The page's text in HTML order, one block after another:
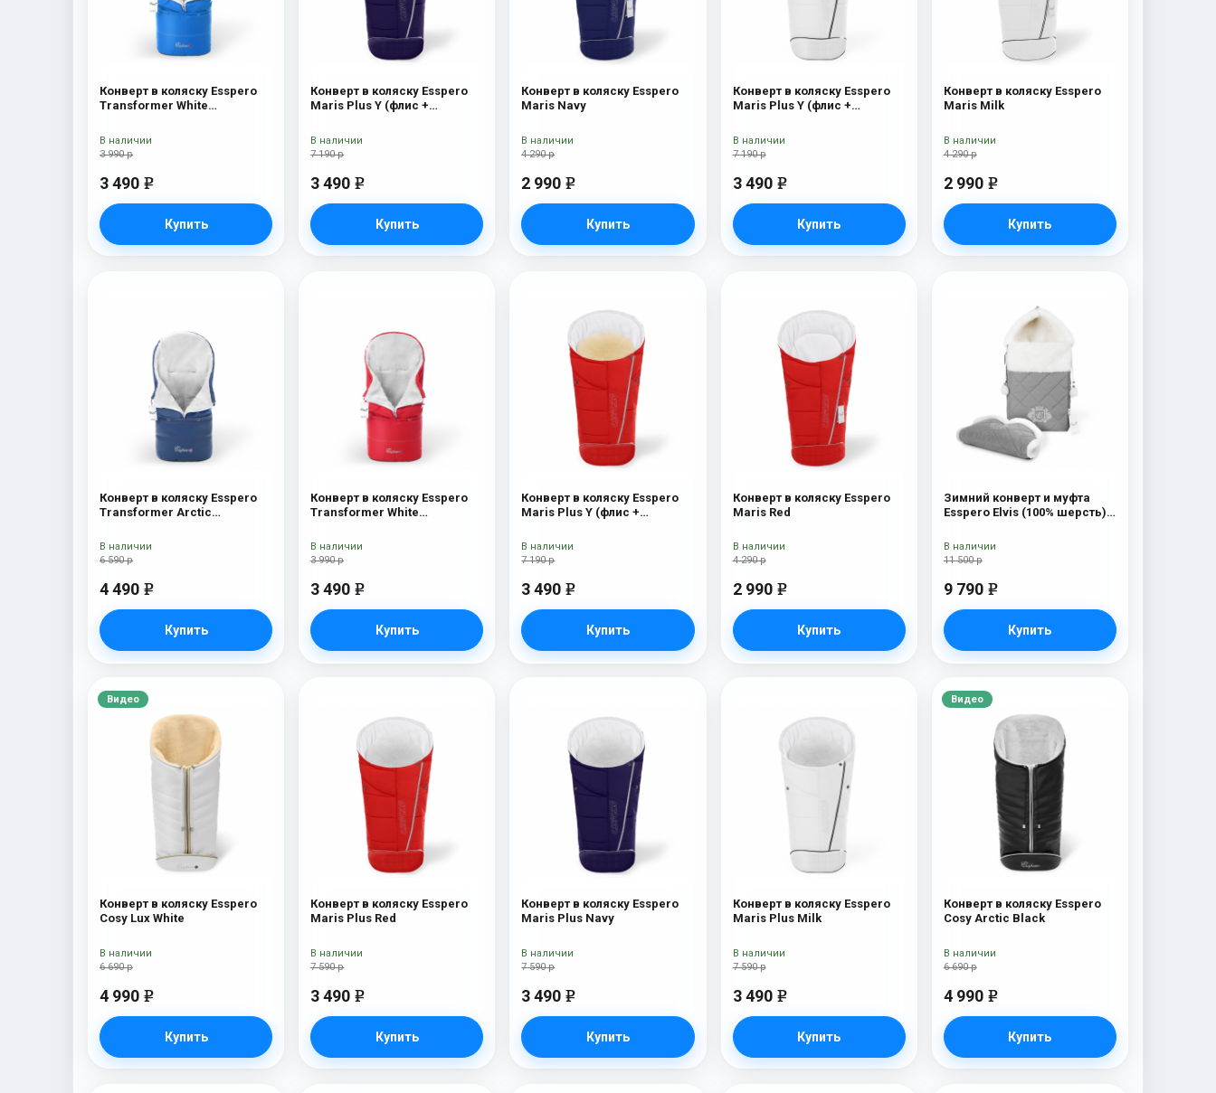
Конверт в коляску Esspero
Transformer White
Blue Mountain
3 990 р
3 490 e
Купить
В наличии
Конверт в коляску Esspero
Maris Plus Y (флис +
7 190 р
3 490 e
Купить
В наличии
Конверт в коляску Esspero
Maris Navy
4 290 р
2 990 e
Купить
В наличии
Конверт в коляску Esspero
Maris Plus Y (флис +
7 190 р
3 490 e
Купить
В наличии
Конверт в коляску Esspero
Maris Milk
4 290 р
2 990 e
Купить
В наличии
Конверт в коляску Esspero
Transformer Arctic
Navy
6 590 р
4 490 e
Купить
В наличии
Конверт в коляску Esspero
Transformer White
Red
3 990 р
3 490 e
Купить
В наличии
Конверт в коляску Esspero
Maris Plus Y (флис +
7 190 р
3 490 e
Купить
В наличии
Конверт в коляску Esspero
Maris Red
4 290 р
2 990 e
Купить
В наличии
Зимний конверт и муфта
Esspero Elvis (100% шерсть)
11 500 р
9 790 e
Купить
В наличии
Видео
Конверт в коляску Esspero
Cosy Lux White
6 690 р
4 990 e
Купить
В наличии
Конверт в коляску Esspero
Maris Plus Red
7 590 р
3 490 e
Купить
В наличии
Конверт в коляску Esspero
Maris Plus Navy
7 590 р
3 490 e
Купить
В наличии
Конверт в коляску Esspero
Maris Plus Milk
7 590 р
3 490 e
Купить
В наличии
Видео
Конверт в коляску Esspero
Cosy Arctic Black
6 690 р
4 990 e
Купить
В наличии